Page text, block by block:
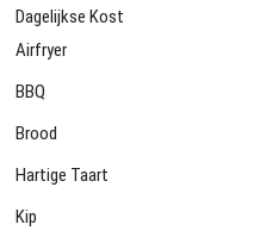
Dagelijkse Kost
Airfryer
BBQ
Brood
Hartige Taart
Kip